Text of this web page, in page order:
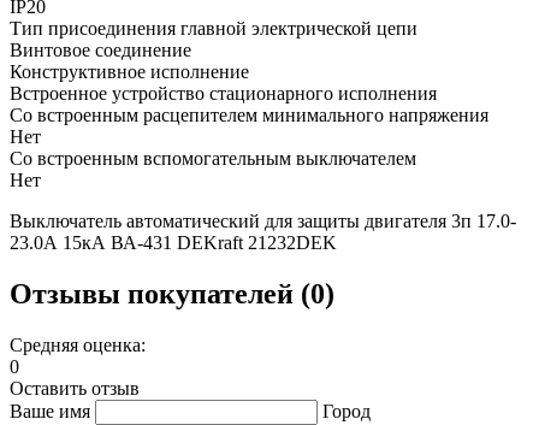
IP20
Тип присоединения главной электрической цепи
Винтовое соединение
Конструктивное исполнение
Встроенное устройство стационарного исполнения
Со встроенным расцепителем минимального напряжения
Нет
Со встроенным вспомогательным выключателем
Нет
Выключатель автоматический для защиты двигателя 3п 17.0-
23.0А 15кА ВА-431 DEKraft 21232DEK
Отзывы покупателей (0)
Средняя оценка:
0
Оставить отзыв
Ваше имя
Город